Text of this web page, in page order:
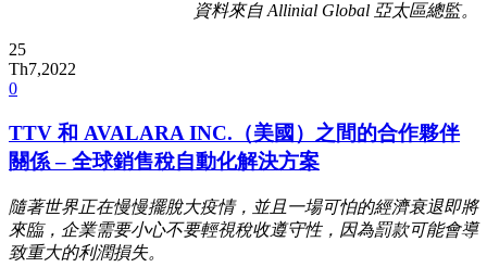
資料來自 Allinial Global 亞太區總監。
25
Th7,2022
0
TTV 和 AVALARA INC.（美國）之間的合作夥伴
關係 – 全球銷售稅自動化解決方案
隨著世界正在慢慢擺脫大疫情，並且一場可怕的經濟衰退即將
來臨，企業需要小心不要輕視稅收遵守性，因為罰款可能會導
致重大的利潤損失。